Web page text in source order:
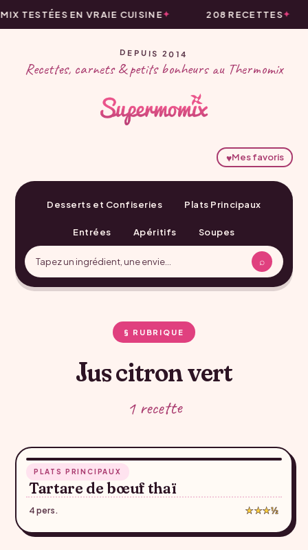
TESTÉES EN VRAIE CUISINE 208 RECETTES
DEPUIS 2014
Recettes, carnets & petits bonheurs au Thermomix
♥Mes favoris
Desserts et Confiseries Plats Principaux
Entrées Apéritifs Soupes
⌕
§ RUBRIQUE
Jus citron vert
1 recette
PLATS PRINCIPAUX
Tartare de bœuf thaï
4 pers. ★★★½